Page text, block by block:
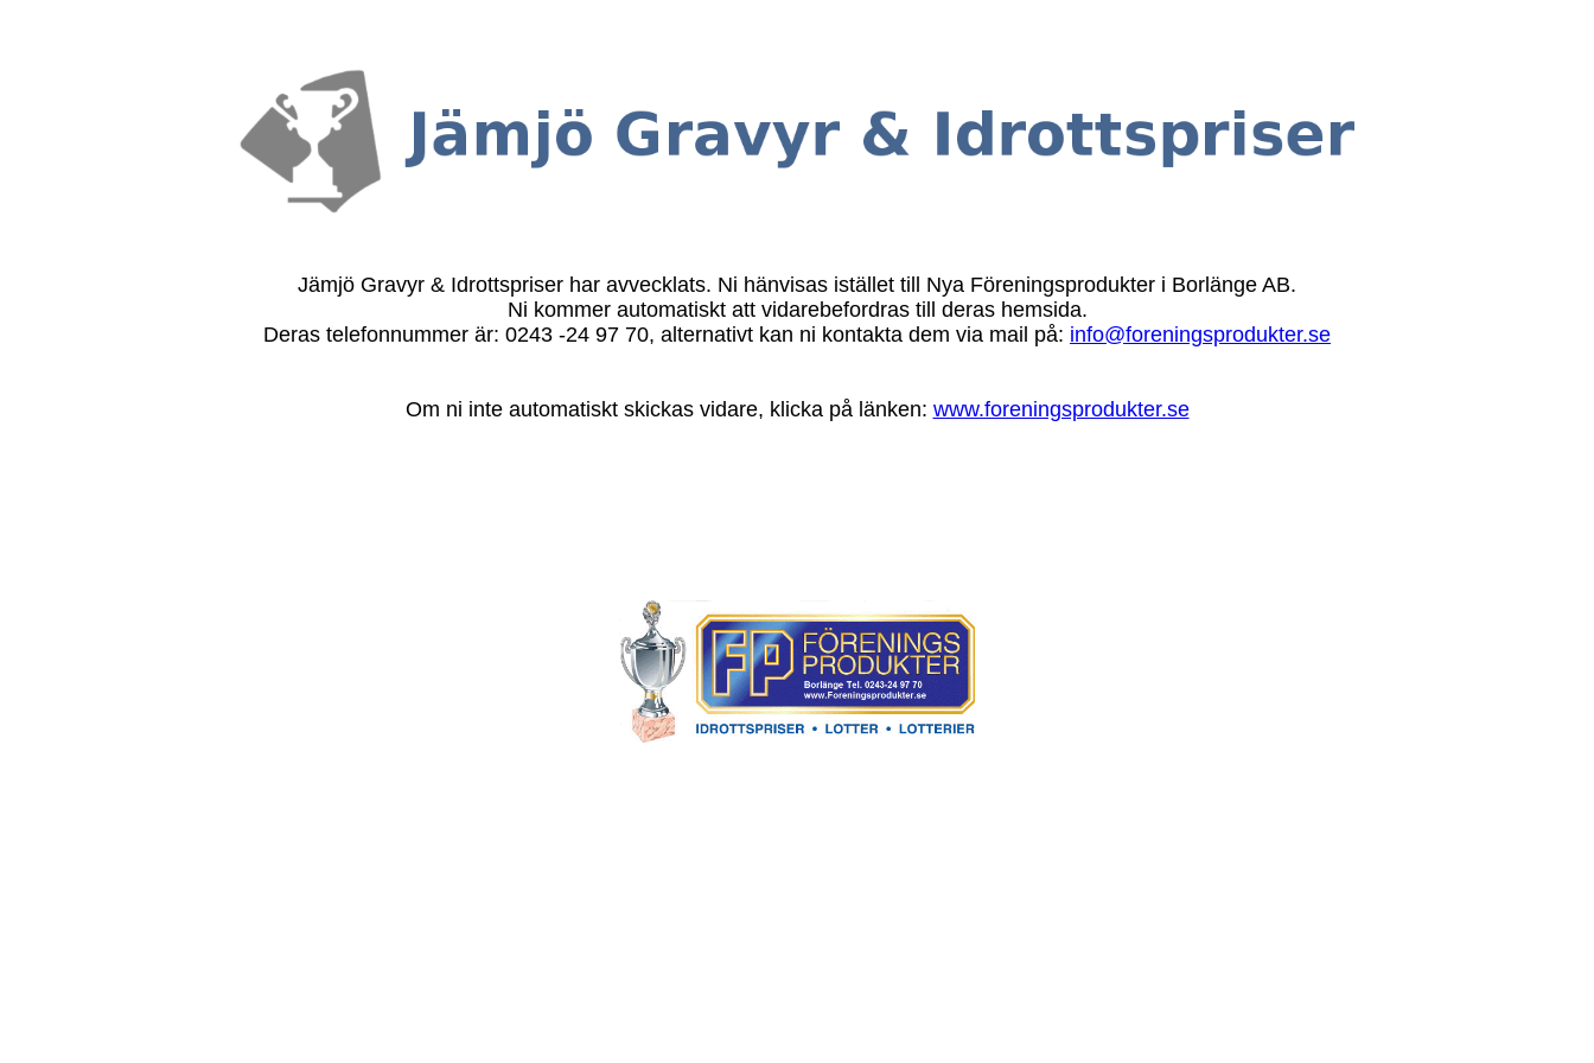
Jämjö Gravyr & Idrottspriser har avvecklats. Ni hänvisas istället till Nya Föreningsprodukter i Borlänge AB.
Ni kommer automatiskt att vidarebefordras till deras hemsida.
Deras telefonnummer är: 0243 -24 97 70, alternativt kan ni kontakta dem via mail på: info@foreningsprodukter.se
Om ni inte automatiskt skickas vidare, klicka på länken: www.foreningsprodukter.se